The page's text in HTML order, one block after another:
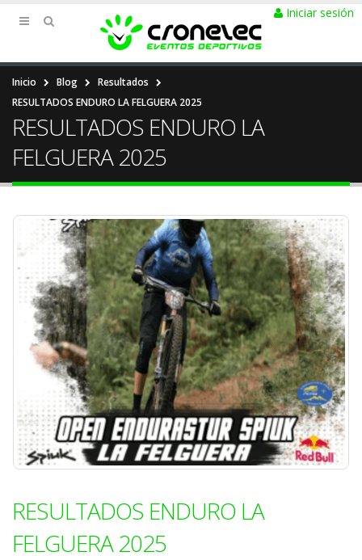
Iniciar sesión
Inicio Blog
Resultados
RESULTADOS ENDURO LA FELGUERA 2025
RESULTADOS ENDURO LA
FELGUERA 2025
RESULTADOS ENDURO LA
FELGUERA 2025